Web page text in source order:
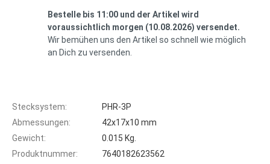
Bestelle bis 11:00 und der Artikel wird
voraussichtlich morgen (10.08.2026) versendet.
Wir bemühen uns den Artikel so schnell wie möglich
an Dich zu versenden.
Stecksystem:
PHR-3P
Abmessungen:
42x17x10 mm
Gewicht:
0.015 Kg.
Produktnummer:
7640182623562